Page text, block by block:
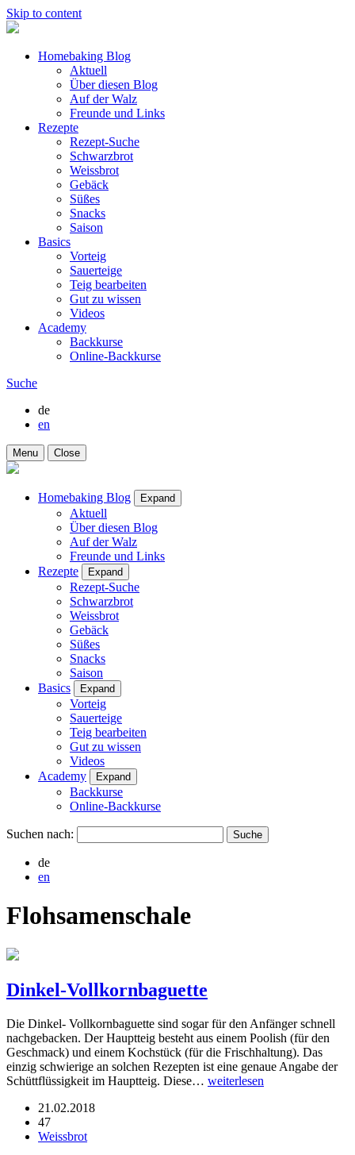
Skip to content
Homebaking Blog
Aktuell
Über diesen Blog
Auf der Walz
Freunde und Links
Rezepte
Rezept-Suche
Schwarzbrot
Weissbrot
Gebäck
Süßes
Snacks
Saison
Basics
Vorteig
Sauerteige
Teig bearbeiten
Gut zu wissen
Videos
Academy
Backkurse
Online-Backkurse
Suche
de
en
Menu Close
Homebaking Blog Expand
Aktuell
Über diesen Blog
Auf der Walz
Freunde und Links
Rezepte
Expand
Rezept-Suche
Schwarzbrot
Weissbrot
Gebäck
Süßes
Snacks
Saison
Basics
Expand
Vorteig
Sauerteige
Teig bearbeiten
Gut zu wissen
Videos
Academy
Expand
Backkurse
Online-Backkurse
Suchen nach:
de
en
Flohsamenschale
Dinkel-Vollkornbaguette
Die Dinkel- Vollkornbaguette sind sogar für den Anfänger schnell
nachgebacken. Der Hauptteig besteht aus einem Poolish (für den
Geschmack) und einem Kochstück (für die Frischhaltung). Das
einzig schwierige an solchen Rezepten ist eine genaue Angabe der
Schüttflüssigkeit im Hauptteig. Diese… weiterlesen
21.02.2018
47
Weissbrot